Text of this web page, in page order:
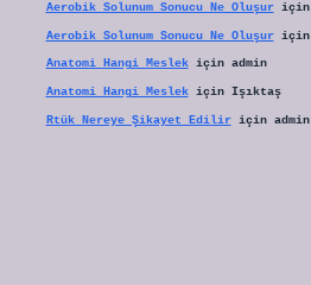
Aerobik Solunum Sonucu Ne Oluşuriçin
Aerobik Solunum Sonucu Ne Oluşuriçin
Anatomi Hangi Meslekiçin admin
Anatomi Hangi Meslekiçin Işıktaş
Rtük Nereye Şikayet Ediliriçin admin